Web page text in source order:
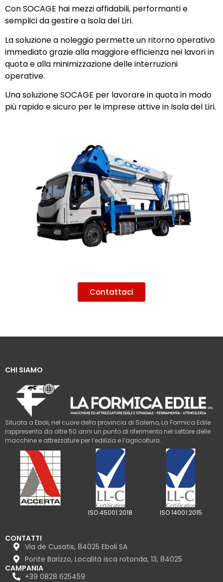
Con SOCAGE hai mezzi affidabili, performanti e
semplici da gestire a Isola del Liri.
La soluzione a noleggio permette un ritorno operativo
immediato grazie alla maggiore efficienza nei lavori in
quota e alla minimizzazione delle interruzioni
operative.
Una soluzione SOCAGE per lavorare in quota in modo
più rapido e sicuro per le imprese attive in Isola del Liri.
Contattaci
CHI SIAMO
Situata a Eboli, nel cuore della provincia di Salerno, La Formica Edile
rappresenta da oltre 50 anni un punto di riferimento nel settore delle
macchine e attrezzature per l’edilizia e l’agricoltura.
ISO 45001:2018 ISO 14001:2015
CONTATTI
Via de Cusatis, 84025 Eboli SA
Ponte Barizzo, Località isca rotonda, 13, 84025
CAMPANIA
+39 0828 625459